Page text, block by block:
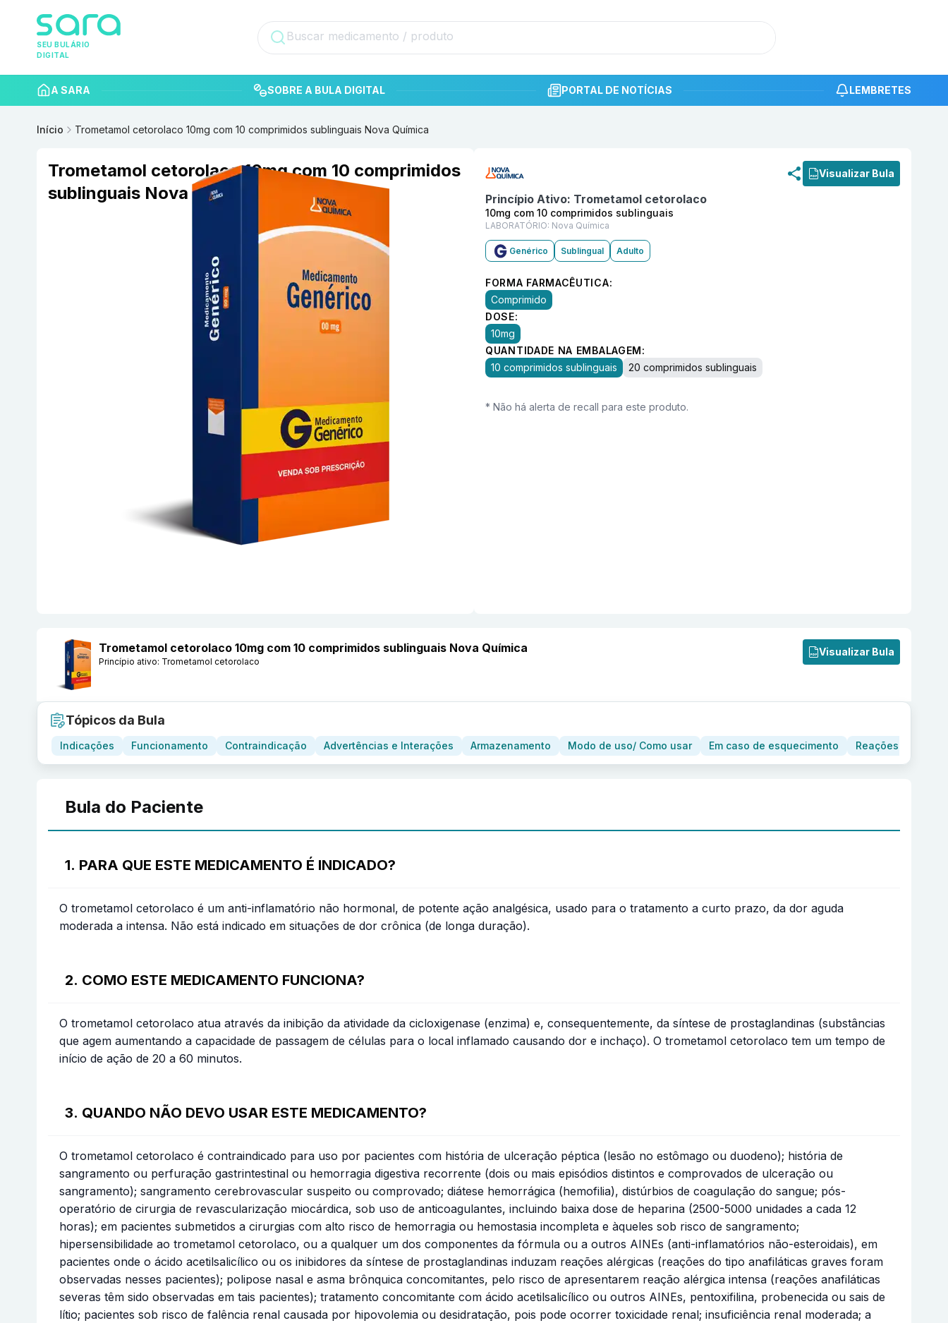
SEU BULÁRIO
DIGITAL
A SARA SOBRE A BULA DIGITAL PORTAL DE NOTÍCIAS LEMBRETES
Início Trometamol cetorolaco 10mg com 10 comprimidos sublinguais Nova Química
Trometamol cetorolaco 10mg com 10 comprimidos
sublinguais Nova Química
Visualizar Bula
Princípio Ativo: Trometamol cetorolaco
10mg com 10 comprimidos sublinguais
LABORATÓRIO: Nova Química
Genérico Sublingual Adulto
FORMA FARMACÊUTICA:
Comprimido
DOSE:
10mg
QUANTIDADE NA EMBALAGEM:
10 comprimidos sublinguais
20 comprimidos sublinguais
* Não há alerta de recall para este produto.
Trometamol cetorolaco 10mg com 10 comprimidos sublinguais Nova Química
Princípio ativo: Trometamol cetorolaco
Visualizar Bula
Tópicos da Bula
Indicações Funcionamento Contraindicação Advertências e Interações Armazenamento Modo de uso/ Como usar Em caso de esquecimento Reações adversas
Bula do Paciente
1. PARA QUE ESTE MEDICAMENTO É INDICADO?
O trometamol cetorolaco é um anti-inflamatório não hormonal, de potente ação analgésica, usado para o tratamento a curto prazo, da dor aguda
moderada a intensa. Não está indicado em situações de dor crônica (de longa duração).
2. COMO ESTE MEDICAMENTO FUNCIONA?
O trometamol cetorolaco atua através da inibição da atividade da cicloxigenase (enzima) e, consequentemente, da síntese de prostaglandinas (substâncias
que agem aumentando a capacidade de passagem de células para o local inflamado causando dor e inchaço). O trometamol cetorolaco tem um tempo de
início de ação de 20 a 60 minutos.
3. QUANDO NÃO DEVO USAR ESTE MEDICAMENTO?
O trometamol cetorolaco é contraindicado para uso por pacientes com história de ulceração péptica (lesão no estômago ou duodeno); história de
sangramento ou perfuração gastrintestinal ou hemorragia digestiva recorrente (dois ou mais episódios distintos e comprovados de ulceração ou
sangramento); sangramento cerebrovascular suspeito ou comprovado; diátese hemorrágica (hemofilia), distúrbios de coagulação do sangue; pós-
operatório de cirurgia de revascularização miocárdica, sob uso de anticoagulantes, incluindo baixa dose de heparina (2500-5000 unidades a cada 12
horas); em pacientes submetidos a cirurgias com alto risco de hemorragia ou hemostasia incompleta e àqueles sob risco de sangramento;
hipersensibilidade ao trometamol cetorolaco, ou a qualquer um dos componentes da fórmula ou a outros AINEs (anti-inflamatórios não-esteroidais), em
pacientes onde o ácido acetilsalicílico ou os inibidores da síntese de prostaglandinas induzam reações alérgicas (reações do tipo anafiláticas graves foram
observadas nesses pacientes); polipose nasal e asma brônquica concomitantes, pelo risco de apresentarem reação alérgica intensa (reações anafiláticas
severas têm sido observadas em tais pacientes); tratamento concomitante com ácido acetilsalicílico ou outros AINEs, pentoxifilina, probenecida ou sais de
lítio; pacientes sob risco de falência renal causada por hipovolemia ou desidratação, pois pode ocorrer toxicidade renal; insuficiência renal moderada; a